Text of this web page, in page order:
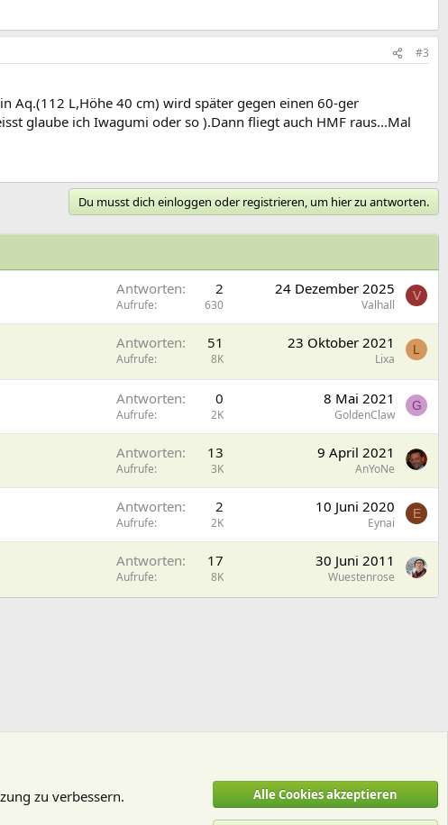
#3
Aq.(112 L,Höhe 40 cm) wird später gegen einen 60-ger
glaube ich Iwagumi oder so ).Dann fliegt auch HMF raus...Mal
Du musst dich einloggen oder registrieren, um hier zu antworten.
Antworten 2
Aufrufe 630
24 Dezember 2025
Valhall
V
Antworten 51
Aufrufe 8K
23 Oktober 2021
Lixa
L
Antworten 0
Aufrufe 2K
8 Mai 2021
GoldenClaw
G
Antworten 13
Aufrufe 3K
9 April 2021
AnYoNe
Antworten 2
Aufrufe 2K
10 Juni 2020
Eynai
E
Antworten 17
Aufrufe 8K
30 Juni 2011
Wuestenrose
zu verbessern.
Alle Cookies akzeptieren